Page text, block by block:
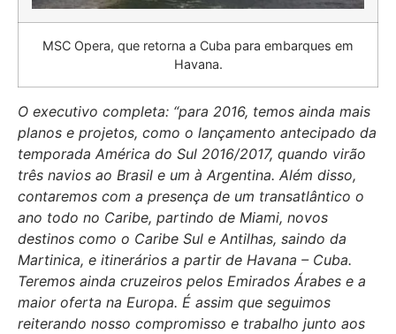
MSC Opera, que retorna a Cuba para embarques em
Havana.
O executivo completa: “para 2016, temos ainda mais
planos e projetos, como o lançamento antecipado da
temporada América do Sul 2016/2017, quando virão
três navios ao Brasil e um à Argentina. Além disso,
contaremos com a presença de um transatlântico o
ano todo no Caribe, partindo de Miami, novos
destinos como o Caribe Sul e Antilhas, saindo da
Martinica, e itinerários a partir de Havana – Cuba.
Teremos ainda cruzeiros pelos Emirados Árabes e a
maior oferta na Europa. É assim que seguimos
reiterando nosso compromisso e trabalho junto aos